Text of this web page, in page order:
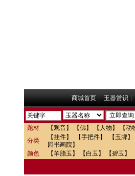
商城首页 ┆ 玉器赏识 ┆
题材
【观音】 【佛】 【人物】 【动
分类
【挂件】 【手把件】 【玉牌】
园书画院】
颜色
【羊脂玉】 【白玉】 【碧玉】